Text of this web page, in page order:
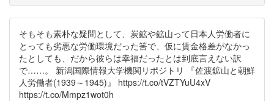
そもそも素朴な疑問として、炭鉱や鉱山って日本人労働者に
とっても劣悪な労働環境だった筈で、仮に賃金格差がなかっ
たとしても、だから彼らは幸福だったとは到底言えない訳
で……。 新潟国際情報大学機関リポジトリ 『佐渡鉱山と朝鮮
人労働者(1939～1945)』 https://t.co/tVZTYuU4xV
https://t.co/Mmpz1wot0h